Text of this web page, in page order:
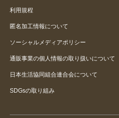
利用規程
匿名加工情報について
ソーシャルメディアポリシー
通販事業の個人情報の取り扱いについて
日本生活協同組合連合会について
SDGsの取り組み